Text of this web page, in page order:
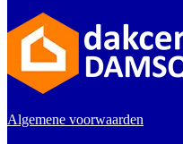
Algemene voorwaarden